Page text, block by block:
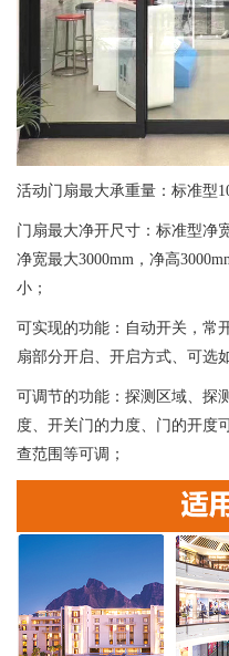
活动门扇最大承重量：标准型
门扇最大净开尺寸：标准型净
净宽最大3000mm，净高
小；
可实现的功能：自动开关，常
扇部分开启、开启方式、可选
可调节的功能：探测区域、探
度、开关门的力度、门的开度
查范围等可调；